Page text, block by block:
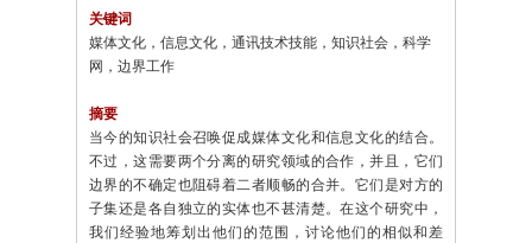
关键词
媒体文化，信息文化，通讯技术技能，知识社会，科学
网，边界工作
摘要
当今的知识社会召唤促成媒体文化和信息文化的结合。
不过，这需要两个分离的研究领域的合作，并且，它们
边界的不确定也阻碍着二者顺畅的合并。它们是对方的
子集还是各自独立的实体也不甚清楚。在这个研究中，
我们经验地筹划出他们的范围，讨论他们的相似和差